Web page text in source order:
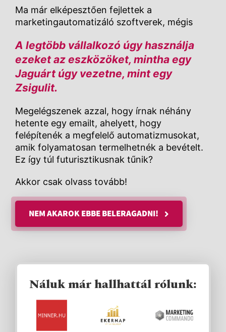
Ma már elképesztően fejlettek a
marketingautomatizáló szoftverek, mégis
A legtöbb vállalkozó úgy használja
ezeket az eszközöket, mintha egy
Jaguárt úgy vezetne, mint egy
Zsigulit.
Megelégszenek azzal, hogy írnak néhány
hetente egy emailt, ahelyett, hogy
felépítenék a megfelelő automatizmusokat,
amik folyamatosan termelhetnék a bevételt.
Ez így túl futurisztikusnak tűnik?
Akkor csak olvass tovább!
NEM AKAROK EBBE BELERAGADNI!
Náluk már hallhattál rólunk: